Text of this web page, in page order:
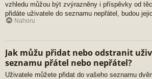
vzhledu můžou být zvýrazněny i příspěvky od
přidáte uživatele do seznamu nepřátel, budou
Nahoru
Jak můžu přidat nebo odstranit
seznamu přátel nebo nepřátel?
Uživatele můžete přidat do vašeho seznamu